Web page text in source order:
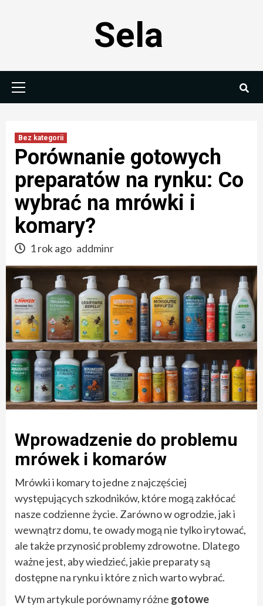
Sela
Bez kategorii
Porównanie gotowych
preparatów na rynku: Co
wybrać na mrówki i
komary?
1 rok ago addminr
Wprowadzenie do problemu
mrówek i komarów
Mrówki i komary to jedne z najczęściej
występujących szkodników, które mogą zakłócać
nasze codzienne życie. Zarówno w ogrodzie, jak i
wewnątrz domu, te owady mogą nie tylko irytować,
ale także przynosić problemy zdrowotne. Dlatego
ważne jest, aby wiedzieć, jakie preparaty są
dostępne na rynku i które z nich warto wybrać.
W tym artykule porównamy różne gotowe